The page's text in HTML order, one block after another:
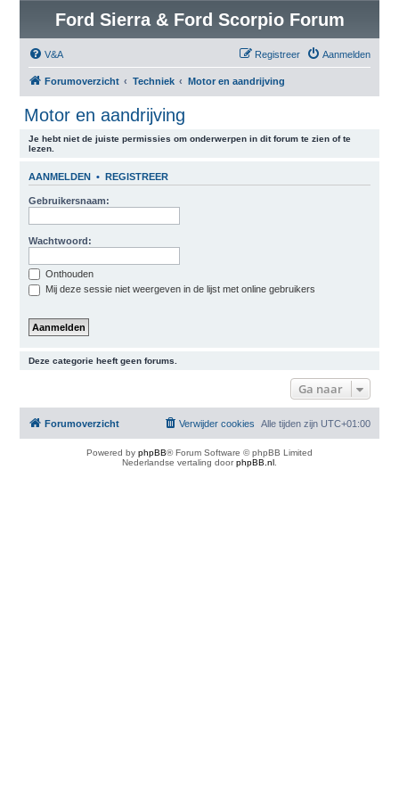
Ford Sierra & Ford Scorpio Forum
V&A Aanmelden
Registreer
Forumoverzicht Techniek Motor en aandrijving
Motor en aandrijving
Je hebt niet de juiste permissies om onderwerpen in dit forum te zien of te
lezen.
AANMELDEN • REGISTREER
Gebruikersnaam:
Wachtwoord:
Onthouden
Mij deze sessie niet weergeven in de lijst met online gebruikers
Deze categorie heeft geen forums.
Ga naar
Forumoverzicht Alle tijden zijn UTC+01:00
Verwijder cookies
Powered by phpBB® Forum Software © phpBB Limited
Nederlandse vertaling doorphpBB.nl